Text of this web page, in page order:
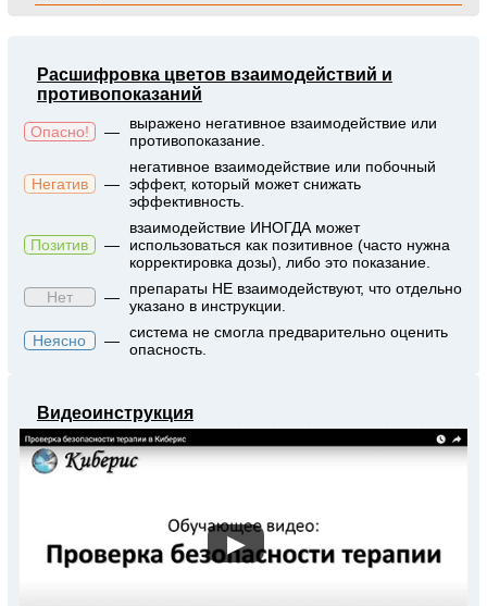
Расшифровка цветов взаимодействий и
противопоказаний
Опасно! —
выражено негативное взаимодействие или
противопоказание.
Негатив —
негативное взаимодействие или побочный
эффект, который может снижать
эффективность.
Позитив —
взаимодействие ИНОГДА может
использоваться как позитивное (часто нужна
корректировка дозы), либо это показание.
Нет
—
препараты НЕ взаимодействуют, что отдельно
указано в инструкции.
Неясно
— система не смогла предварительно оценить
опасность.
Видеоинструкция
▶